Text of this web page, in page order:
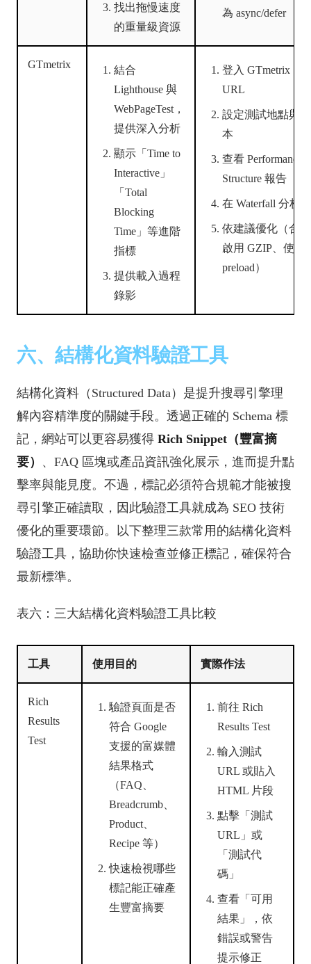
找出拖慢速度
的重量級資源
為 async/defer
GTmetrix
結合
Lighthouse 與
WebPageTest，
提供深入分析
顯示「Time to
Interactive」
「Total
Blocking
Time」等進階
指標
提供載入過程
錄影
登入 GTmetrix，
URL
設定測試地點與
本
查看 Performance
Structure 報告
在 Waterfall 分析
依建議優化（合
啟用 GZIP、使用
preload）
六、結構化資料驗證工具
結構化資料（Structured Data）是提升搜尋引擎理
解內容精準度的關鍵手段。透過正確的 Schema 標
記，網站可以更容易獲得 Rich Snippet（豐富摘
要） 、FAQ 區塊或產品資訊強化展示，進而提升點
擊率與能見度。不過，標記必須符合規範才能被搜
尋引擎正確讀取，因此驗證工具就成為 SEO 技術
優化的重要環節。以下整理三款常用的結構化資料
驗證工具，協助你快速檢查並修正標記，確保符合
最新標準。
表六：三大結構化資料驗證工具比較
工具 使用目的 實際作法
Rich
Results
Test
驗證頁面是否
符合 Google
支援的富媒體
結果格式
（FAQ、
Breadcrumb、
Product、
Recipe 等）
快速檢視哪些
標記能正確產
生豐富摘要
前往 Rich
Results Test
輸入測試
URL 或貼入
HTML 片段
點擊「測試
URL」或
「測試代
碼」
查看「可用
結果」，依
錯誤或警告
提示修正